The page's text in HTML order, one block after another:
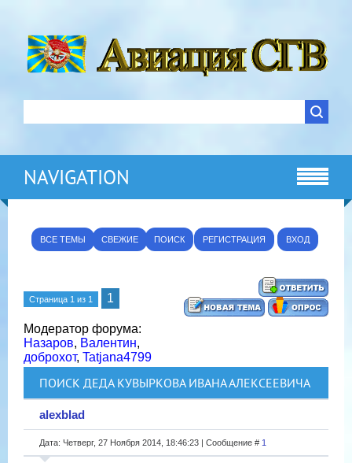
NAVIGATION
ВСЕ ТЕМЫ СВЕЖИЕ ПОИСК РЕГИСТРАЦИЯ ВХОД
Страница 1 из 1 1
Модератор форума:
Назаров, Валентин,
доброхот, Tatjana4799
ПОИСК ДЕДА КУВЫРКОВА ИВАНА АЛЕКСЕЕВИЧА
alexblad
Дата: Четверг, 27 Ноября 2014, 18:46:23 | Сообщение # 1